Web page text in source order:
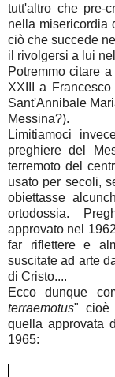
tutt'altro che pre-
nella misericordia
ciò che succede
il rivolgersi a lui
Potremmo citare
XXIII a
Sant'Annibale
Messina?).
Limitiamoci
preghiere del
terremoto del
usato per secoli,
obiettasse
ortodossia.
approvato nel
far riflettere e
suscitate ad arte
di Cristo....
Ecco dunque
terraemotus" cioè
quella approvata
1965: